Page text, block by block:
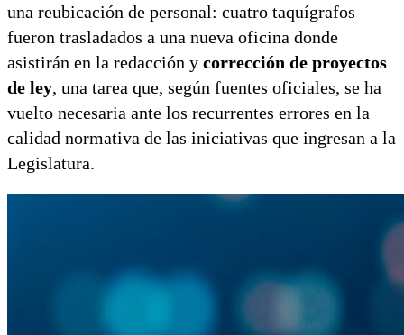
una reubicación de personal: cuatro taquígrafos
fueron trasladados a una nueva oficina donde
asistirán en la redacción y corrección de proyectos
de ley, una tarea que, según fuentes oficiales, se ha
vuelto necesaria ante los recurrentes errores en la
calidad normativa de las iniciativas que ingresan a la
Legislatura.